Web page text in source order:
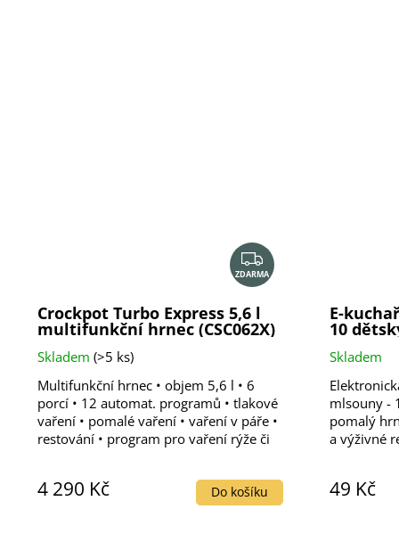
Z
D
R
M
ZDARMA
Crockpot Turbo Express 5,6 l
multifunkční hrnec (CSC062X)
Skladem (>5 ks)
4 290 Kč Do košíku
Multifunkční hrnec • objem 5,6 l • 6
porcí • 12 automat. programů • tlakové
vaření • pomalé vaření • vaření v páře •
restování • program pro vaření rýže či
E-
10
Skladem
49 Kč
mlsouny -
pomalý
a výživné
pomalém